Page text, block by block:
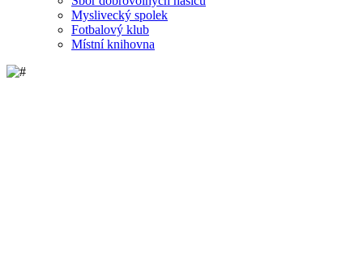
Myslivecký spolek
Fotbalový klub
Místní knihovna